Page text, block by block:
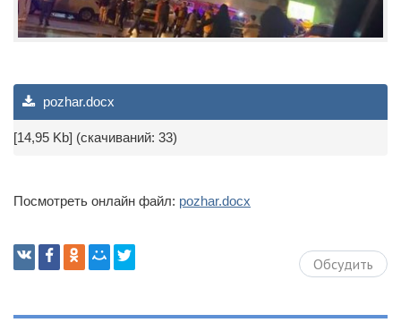
pozhar.docx
[14,95 Kb] (cкачиваний: 33)
Посмотреть онлайн файл: pozhar.docx
Обсудить